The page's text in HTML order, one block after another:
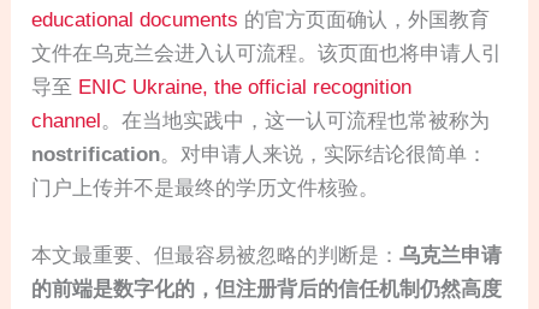
educational documents 的官方页面确认，外国教育
文件在乌克兰会进入认可流程。该页面也将申请人引
导至 ENIC Ukraine, the official recognition
channel 。在当地实践中，这一认可流程也常被称为
nostrification。对申请人来说，实际结论很简单：
门户上传并不是最终的学历文件核验。
本文最重要、但最容易被忽略的判断是：乌克兰申请
的前端是数字化的，但注册背后的信任机制仍然高度